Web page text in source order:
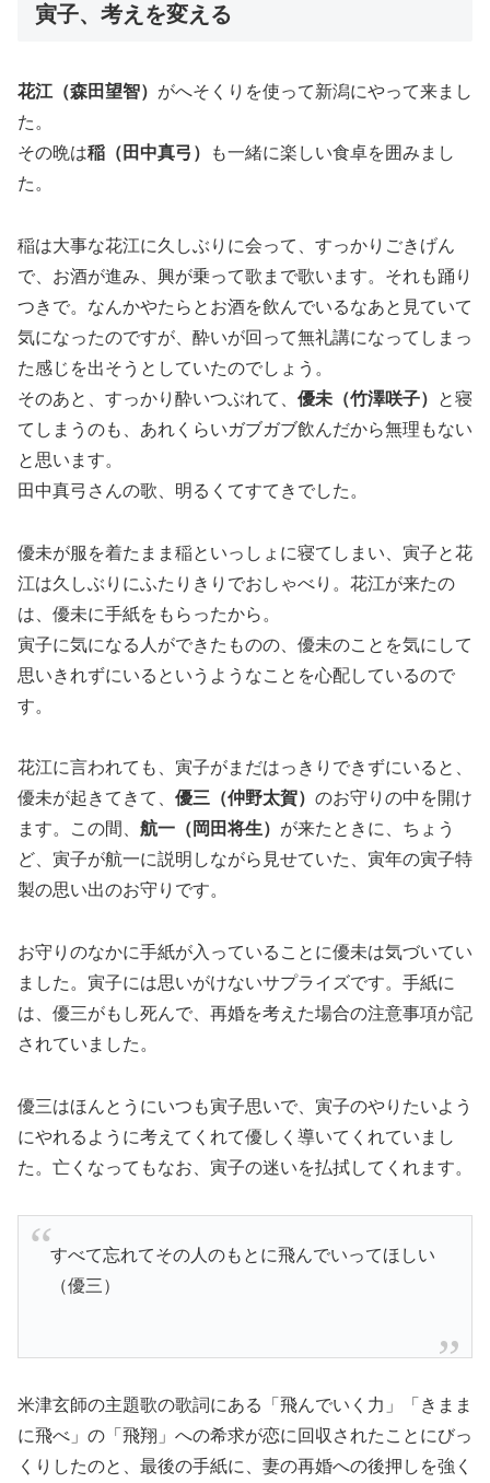
寅子、考えを変える
花江（森田望智） がへそくりを使って新潟にやって来まし
た。
その晩は稲（田中真弓）
も一緒に楽しい食卓を囲みまし
た。
稲は大事な花江に久しぶりに会って、すっかりごきげん
で、お酒が進み、興が乗って歌まで歌います。それも踊り
つきで。なんかやたらとお酒を飲んでいるなあと見ていて
気になったのですが、酔いが回って無礼講になってしまっ
た感じを出そうとしていたのでしょう。
そのあと、すっかり酔いつぶれて、 優未（竹澤咲子）
と寝
てしまうのも、あれくらいガブガブ飲んだから無理もない
と思います。
田中真弓さんの歌、明るくてすてきでした。
優未が服を着たまま稲といっしょに寝てしまい、寅子と花
江は久しぶりにふたりきりでおしゃべり。花江が来たの
は、優未に手紙をもらったから。
寅子に気になる人ができたものの、優未のことを気にして
思いきれずにいるというようなことを心配しているので
す。
花江に言われても、寅子がまだはっきりできずにいると、
優未が起きてきて、 優三（仲野太賀） のお守りの中を開け
ます。この間、 航一（岡田将生） が来たときに、ちょう
ど、寅子が航一に説明しながら見せていた、寅年の寅子特
製の思い出のお守りです。
お守りのなかに手紙が入っていることに優未は気づいてい
ました。寅子には思いがけないサプライズです。手紙に
は、優三がもし死んで、再婚を考えた場合の注意事項が記
されていました。
優三はほんとうにいつも寅子思いで、寅子のやりたいよう
にやれるように考えてくれて優しく導いてくれていまし
た。亡くなってもなお、寅子の迷いを払拭してくれます。
すべて忘れてその人のもとに飛んでいってほしい
（優三）
米津玄師の主題歌の歌詞にある「飛んでいく力」「きまま
に飛べ」の「飛翔」への希求が恋に回収されたことにびっ
くりしたのと、最後の手紙に、妻の再婚への後押しを強く